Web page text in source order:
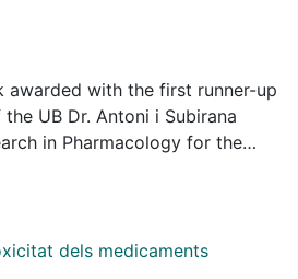
has emerged as a
outside the disease
drugs whose activity can be
strategy enables both selective
of both drug activation
(where potentially
of light-controllable
improving
awarded with the first runner-up
UB Dr. Antoni i Subirana
in Pharmacology for the
Research in Pharmacology at
dels medicaments